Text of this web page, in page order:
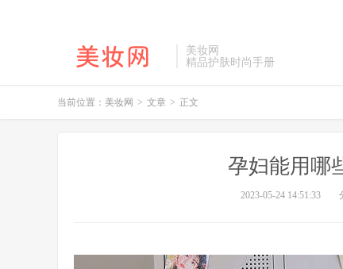
美妆网
精品护肤时尚手册
当前位置： 美妆网 > 文章 > 正文
孕妇能用哪
2023-05-24 14:51:33